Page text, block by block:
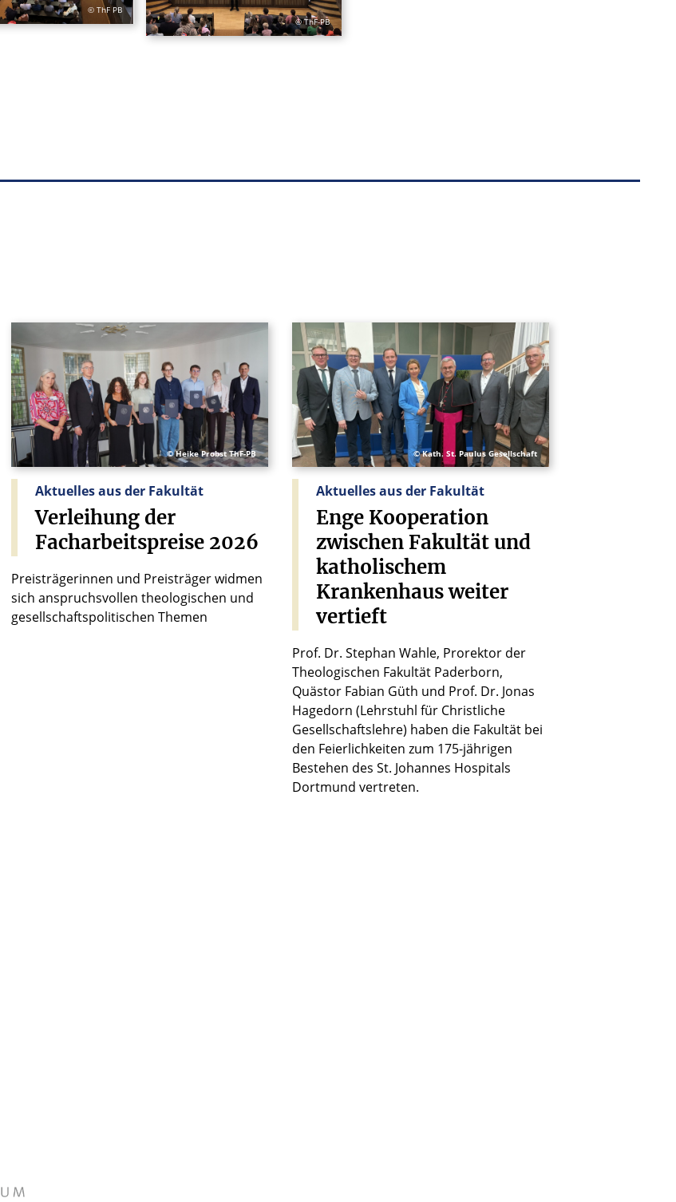
© ThF PB
© ThF-PB
© Heike Probst ThF-PB
Aktuelles aus der Fakultät
Verleihungder
Facharbeitspreise 2026
Preisträgerinnen und Preisträger widmen
sich anspruchsvollen theologischen und
gesellschaftspolitischen Themen
© Kath. St. Paulus Gesellschaft
Aktuelles aus der Fakultät
Enge Kooperation
zwischenFakultätund
katholischem
Krankenhausweiter
vertieft
Prof. Dr. Stephan Wahle, Prorektor der
Theologischen Fakultät Paderborn,
Quästor Fabian Güth und Prof. Dr. Jonas
Hagedorn (Lehrstuhl für Christliche
Gesellschaftslehre) haben die Fakultät bei
den Feierlichkeiten zum 175-jährigen
Bestehen des St. Johannes Hospitals
Dortmund vertreten.